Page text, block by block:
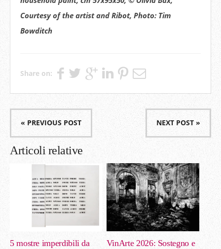
Courtesy of the artist and Ribot, Photo: Tim
Bowditch
Share on:
« PREVIOUS POST NEXT POST »
Articoli relative
5 mostre imperdibili da
VinArte 2026: Sostegno e